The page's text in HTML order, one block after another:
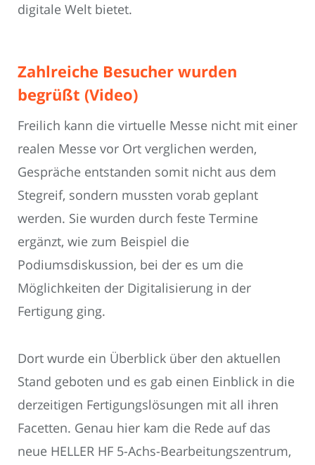
digitale Welt bietet.
Zahlreiche Besucher wurden
begrüßt (Video)
Freilich kann die virtuelle Messe nicht mit einer
realen Messe vor Ort verglichen werden,
Gespräche entstanden somit nicht aus dem
Stegreif, sondern mussten vorab geplant
werden. Sie wurden durch feste Termine
ergänzt, wie zum Beispiel die
Podiumsdiskussion, bei der es um die
Möglichkeiten der Digitalisierung in der
Fertigung ging.
Dort wurde ein Überblick über den aktuellen
Stand geboten und es gab einen Einblick in die
derzeitigen Fertigungslösungen mit all ihren
Facetten. Genau hier kam die Rede auf das
neue HELLER HF 5-Achs-Bearbeitungszentrum,